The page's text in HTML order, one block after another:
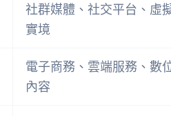
社群媒體、社交平台、虛
實境
電子商務、雲端服務、數
內容